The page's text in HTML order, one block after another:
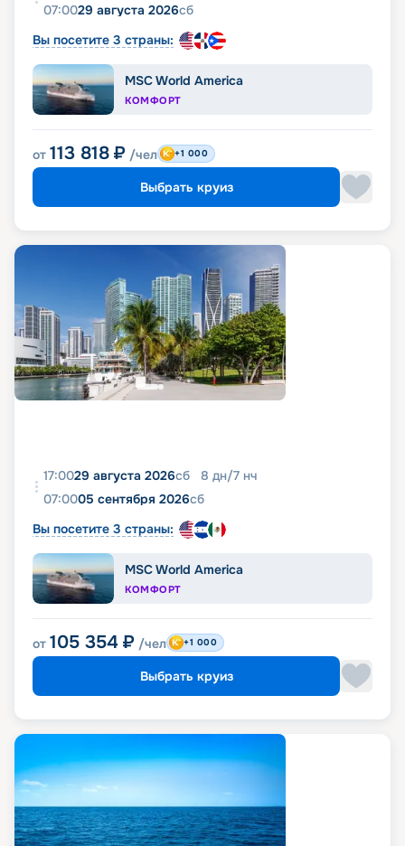
07:0029 августа 2026сб
Вы посетите 3 страны:
MSC World America
КОМФОРТ
от 113 818 ₽ /чел +1 000
Выбрать круиз
17:0029 августа 2026сб 8 дн/7 нч
07:0005 сентября 2026сб
Вы посетите 3 страны:
MSC World America
КОМФОРТ
от 105 354 ₽ /чел +1 000
Выбрать круиз